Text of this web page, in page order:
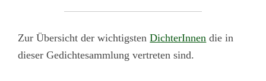
Zur Übersicht der wichtigstenDichterInnen die in
dieser Gedichtesammlung vertreten sind.